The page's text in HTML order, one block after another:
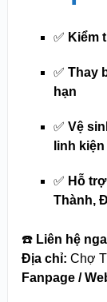
✅ Kiểm
✅ Thay
hạn
✅ Vệ
linh
✅ Hỗ
Thành,
☎️ Liên hệ
Địa chỉ: Chợ
Fanpage /